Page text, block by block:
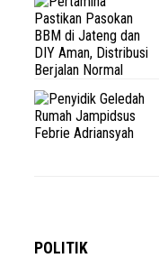
POLITIK